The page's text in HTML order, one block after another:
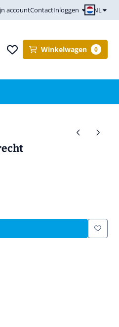
accountContactInloggen NL
Winkelwagen 0